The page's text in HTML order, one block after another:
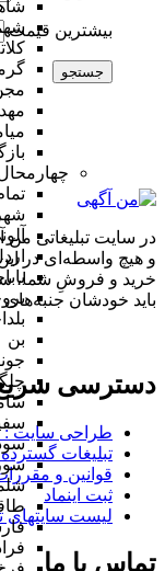
بن
بیشترین قیمت
جستجو
در سایت تبلیغاتی من
و هیچ واسطه‌ای در
خرید و فروشِ شما،
باید خودشان جنبه‌های
دسترسی
طراحی سایت
تبلیغات
قوانین و
ثبت اینماد
لیست سایتهای
تماس با ما